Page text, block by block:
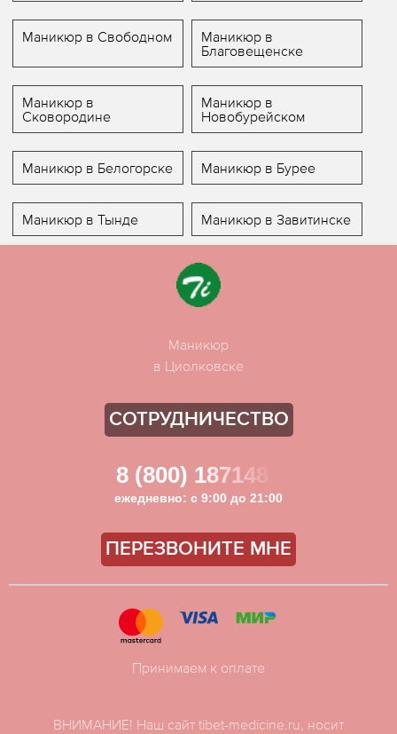
Маникюр в Свободном
Маникюр в
Благовещенске
Маникюр в
Сковородине
Маникюр в
Новобурейском
Маникюр в Белогорске Маникюр в Бурее
Маникюр в Тынде Маникюр в Завитинске
Маникюр
в Циолковске
СОТРУДНИЧЕСТВО
8 (800) 1871481
ежедневно: с 9:00 до 21:00
ПЕРЕЗВОНИТЕ МНЕ
ВНИМАНИЕ! Наш сайт tibet-medicine.ru, носит
Принимаем к оплате